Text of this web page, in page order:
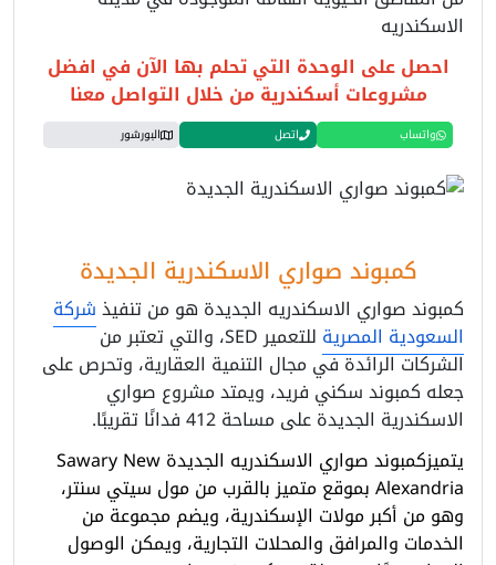
الاسكندريه
احصل على الوحدة التي تحلم بها الآن في افضل
مشروعات أسكندرية من خلال التواصل معنا
واتساب اتصل البورشور
كمبوند صواري الاسكندرية الجديدة
كمبوند صواري الاسكندريه الجديدة هو من تنفيذشركة
السعودية المصرية
للتعمير SED، والتي تعتبر من
الشركات الرائدة في مجال التنمية العقارية، وتحرص على
جعله كمبوند سكني فريد، ويمتد مشروع صواري
الاسكندرية الجديدة على مساحة 412 فدانًا تقريبًا.
يتميزكمبوند صواري الاسكندريه الجديدةSawary New
Alexandriaبموقع متميز بالقرب من مول سيتي سنتر،
وهو من أكبر مولات الإسكندرية، ويضم مجموعة من
الخدمات والمرافق والمحلات التجارية، ويمكن الوصول